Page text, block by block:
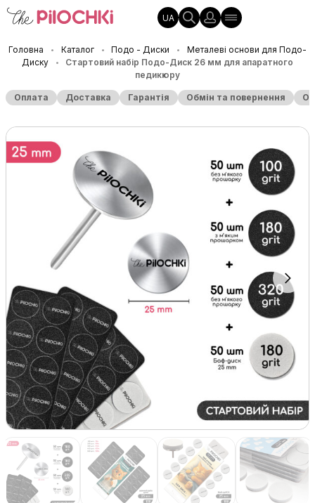
UA
Головна • Каталог • Подо - Диски •
Металеві основи для Подо-
Диску
•
Стартовий набір Подо-Диск 26 мм для апаратного
педикюру
Оплата Доставка Гарантія Обмін та повернення